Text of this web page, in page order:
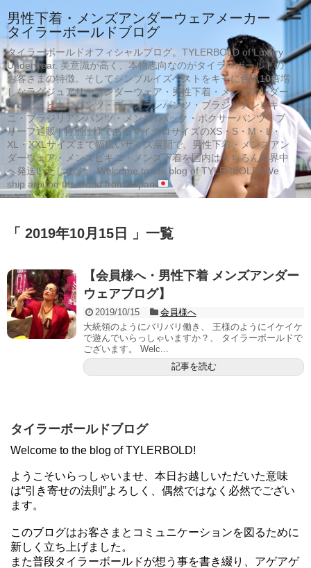
男性下着・メンズアンダーウェアメーカー
タイラーボールドブログ
タイラーボールドオフィシャルブログ。TYLERBOLD of Luxury
Underwear. 美意識が高く、本物志向なのがタイラーボールドの
お客さまの特徴。そしてシンプルイズベストをキモに色気10倍増
しなラグジュアリーアンダーウェア・男性下着・メンズアンダー
ウェア・ビキニパンツ・ブーメランパンツ・ブラジリアンビキ
ニ・ブラジリアンパンツ・メンズTバック・ボクサーパンツ・ブ
リーフ通販 | 特別仕様であるマイクロサイズのXS・S・M・L・
XL・XXLサイズまで幅広いサイズ展開で、男性下着・メンズアン
ダーウェア・メンズビキニ・メンズ下着を国内はもちろん世界中
へ発送いたします。 Welcome to the blog of TYLERBOLD! We
ship around the world from Japan
「 2019年10月15日 」一覧
【会員様へ・男性下着 メンズアンダー
ウェアブログ】
2019/10/15
会員様へ
大統領のようにバリバリ働き、 王様のようにイケイケ
で遊んでいらっしゃいますか？、 タイラーボールドで
ございます。 Welc...
記事を読む
タイラーボールドブログ
Welcome to the blog of TYLERBOLD!
ようこそいらっしゃいませ、本日お越しいただいた意味
は“引き寄せの法則”よろしく、偶然ではなく必然でござい
ます。
このブログはお客さまとコミュニケーションを図るために
新しく立ち上げました。
また普段タイラーボールドが想う事を書き綴り、アゲアゲ